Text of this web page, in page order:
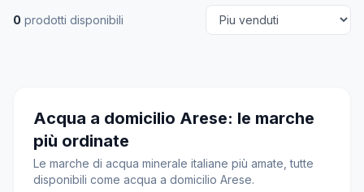
0 prodotti disponibili
Acqua a domicilio Arese: le marche
più ordinate
Le marche di acqua minerale italiane più amate, tutte
disponibili come acqua a domicilio Arese.